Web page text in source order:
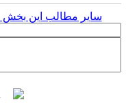
سایر مطالب این بخش |